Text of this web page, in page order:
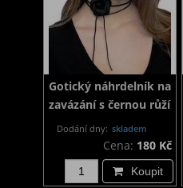
Gotický náhrdelník na
zavázání s černou růží
Dodání dny: skladem
Cena: 180 Kč
Koupit